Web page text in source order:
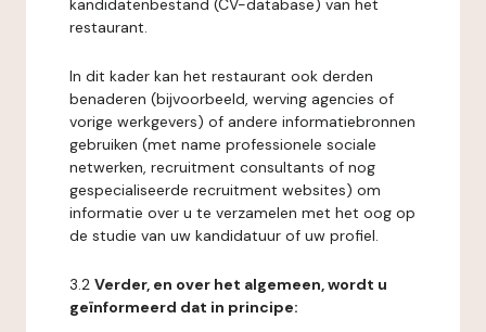
kandidatenbestand (CV-database) van het
restaurant.
In dit kader kan het restaurant ook derden
benaderen (bijvoorbeeld, werving agencies of
vorige werkgevers) of andere informatiebronnen
gebruiken (met name professionele sociale
netwerken, recruitment consultants of nog
gespecialiseerde recruitment websites) om
informatie over u te verzamelen met het oog op
de studie van uw kandidatuur of uw profiel.
3.2 Verder, en over het algemeen, wordt u
geïnformeerd dat in principe: